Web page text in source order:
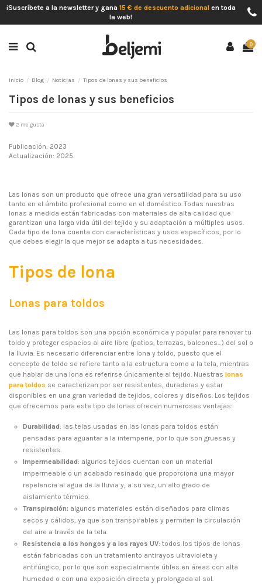
¡Suscríbete a la newsletter y gana 15 € de descuento adicional en toda
la web!
0
Inicio Blog Noticias Tipos de lonas y sus beneficios
Tipos de lonas y sus beneficios
2 me gusta
Publicación: 2023
Actualización: 2025
Las lonas son un producto que ofrece una gran versatilidad para su uso
tanto en el ámbito profesional como en el doméstico. Todas nuestras
lonas a medida están fabricadas con materiales de alta calidad que
garantizan una larga vida útil del tejido y su adaptación a múltiples usos.
Cada tipo de lona cuenta con características y usos específicos, por lo
que debes elegir la que mejor se adapta a tus necesidades.
Tipos de lona
Lonas para toldos
Las lonas para toldos son una opción económica y popular para renovar tu
toldo y proteger espacios al aire libre (patios, terrazas, balcones…) del sol o
la lluvia. Es necesario diferenciar entre lona y toldo, puesto que el
concepto de toldo se refiere tanto a la estructura como a la tela, mientras
que hablar de una lona es referirse únicamente al tejido. Nuestras lonas
para toldos se caracterizan por ser resistentes, duraderas y estar
disponibles en una gran variedad de tejidos, colores y diseños. Los tejidos
que ofrecemos para este tipo de lonas ofrecen numerosas ventajas:
Durabilidad: las telas usadas en las lonas para toldos están
pensadas para aguantar a la intemperie, por lo que son gruesas y
resistentes.
Impermeabilidad: algunos tejidos cuentan con un material
impermeable o un acabado resinado que proporciona una mayor
repelencia al agua de la lluvia y, a su vez, un alto grado de
aislamiento térmico.
Transpiración: algunos materiales están diseñados para climas
secos y cálidos, ya que son transpirables y permiten la circulación
del aire a través de la tela.
Resistencia a los hongos y a los rayos UV: todos los tipos de lonas
están fabricadas con un tratamiento antirayos ultravioleta y
antifúngico, por lo que son especialmente útiles en áreas con alta
humedad o con una exposición directa y prolongada al sol.